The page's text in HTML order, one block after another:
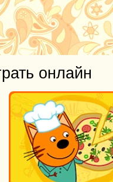
онлайн